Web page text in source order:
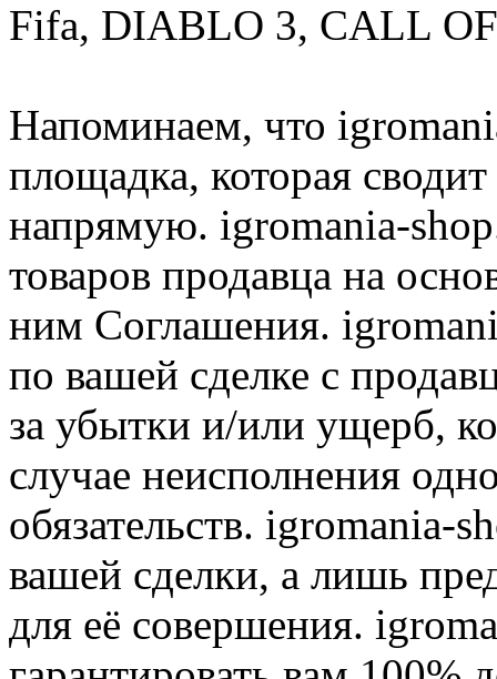
Fifa, DIABLO 3, CALL
Напоминаем, что
площадка, которая
напрямую. igromania-
товаров продавца на
ним Соглашения.
по вашей сделке с
за убытки и/или ущерб,
случае неисполнения
обязательств. igromania-
вашей сделки, а лишь
для её совершения.